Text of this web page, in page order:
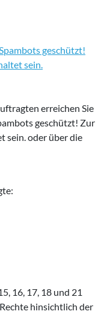
geschützt!
sein.
erreichen Sie
geschützt! Zur
sein.oder über die
16, 17, 18 und 21
hinsichtlich der